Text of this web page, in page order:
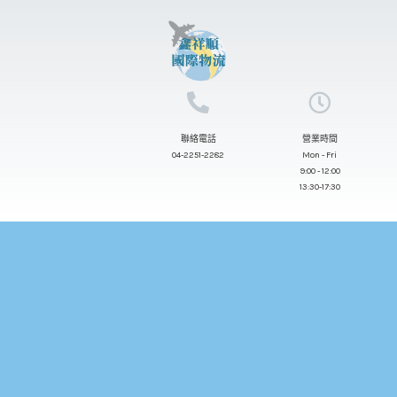
聯絡電話
04-2251-2282
營業時間
Mon - Fri
9:00 - 12:00
13:30-17:30